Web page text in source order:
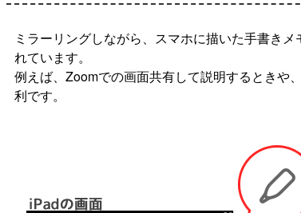
ミラーリングしながら、スマホに描いた手書き
れています。
例えば、Zoomでの画面共有して説明するときや
利です。